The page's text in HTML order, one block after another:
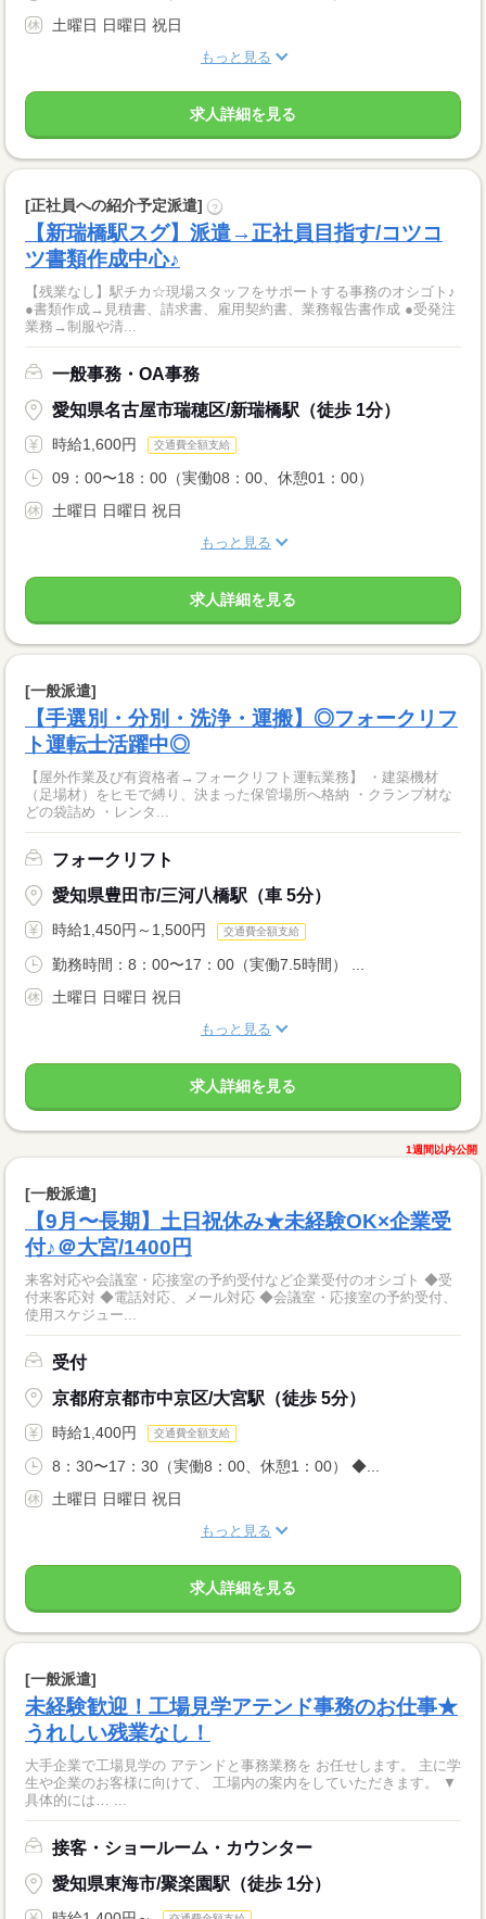
土曜日 日曜日 祝日
もっと見る
求人詳細を見る
[正社員への紹介予定派遣] ?
【新瑞橋駅スグ】派遣→正社員目指す/コツコ
ツ書類作成中心♪
【残業なし】駅チカ☆現場スタッフをサポートする事務のオシゴト♪
●書類作成→見積書、請求書、雇用契約書、業務報告書作成 ●受発注
業務→制服や清...
一般事務・OA事務
愛知県名古屋市瑞穂区/新瑞橋駅（徒歩 1分）
時給1,600円 交通費全額支給
09：00〜18：00（実働08：00、休憩01：00）
土曜日 日曜日 祝日
もっと見る
求人詳細を見る
[一般派遣]
【手選別・分別・洗浄・運搬】◎フォークリフ
ト運転士活躍中◎
【屋外作業及び有資格者→フォークリフト運転業務】 ・建築機材
（足場材）をヒモで縛り、決まった保管場所へ格納 ・クランプ材な
どの袋詰め ・レンタ...
フォークリフト
愛知県豊田市/三河八橋駅（車 5分）
時給1,450円～1,500円 交通費全額支給
勤務時間：8：00〜17：00（実働7.5時間） ...
土曜日 日曜日 祝日
もっと見る
求人詳細を見る
1週間以内公開
[一般派遣]
【9月〜長期】土日祝休み★未経験OK×企業受
付♪＠大宮/1400円
来客対応や会議室・応接室の予約受付など企業受付のオシゴト ◆受
付来客応対 ◆電話対応、メール対応 ◆会議室・応接室の予約受付、
使用スケジュー...
受付
京都府京都市中京区/大宮駅（徒歩 5分）
時給1,400円 交通費全額支給
8：30〜17：30（実働8：00、休憩1：00） ◆...
土曜日 日曜日 祝日
もっと見る
求人詳細を見る
[一般派遣]
未経験歓迎！工場見学アテンド事務のお仕事★
うれしい残業なし！
大手企業で工場見学の アテンドと事務業務を お任せします。 主に学
生や企業のお客様に向けて、 工場内の案内をしていただきます。 ▼
接客・ショールーム・カウンター
愛知県東海市/聚楽園駅（徒歩 1分）